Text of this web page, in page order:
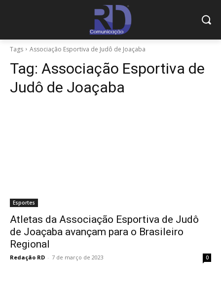
Tags Associação Esportiva de Judô de Joaçaba
Tag: Associação Esportiva de
Judô de Joaçaba
Esportes
Atletas da Associação Esportiva de Judô
de Joaçaba avançam para o Brasileiro
Regional
Redação RD - 7 de março de 2023 0